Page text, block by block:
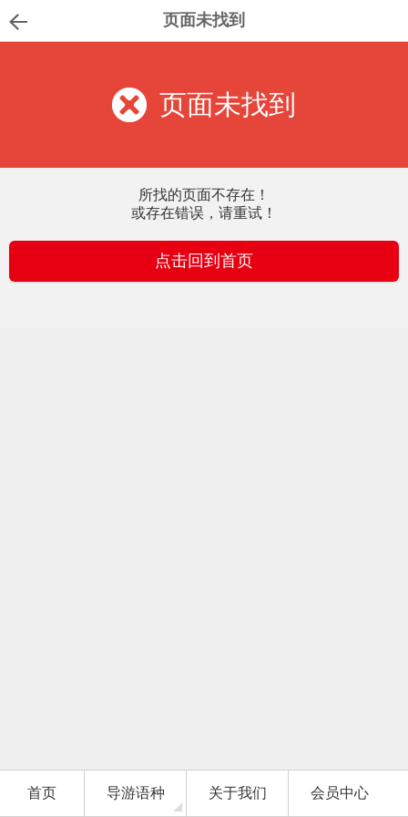
页面未找到
页面未找到
所找的页面不存在！
或存在错误，请重试！
点击回到首页
首页 导游语种 关于我们 会员中心